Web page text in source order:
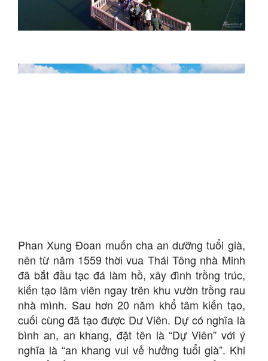
Phan Xung Đoan muốn cha an dưỡng tuổi già,
nên từ năm 1559 thời vua Thái Tông nhà Minh
đã bắt đầu tạc đá làm hồ, xây đình trồng trúc,
kiến tạo lâm viên ngay trên khu vườn trồng rau
nhà mình. Sau hơn 20 năm khổ tâm kiến tạo,
cuối cùng đã tạo được Dư Viên. Dự có nghĩa là
bình an, an khang, đặt tên là “Dự Viên” với ý
nghĩa là “an khang vui vẻ hưởng tuổi già”. Khi